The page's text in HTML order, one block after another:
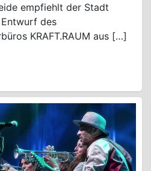
empfiehlt der Stadt
des
KRAFT.RAUM aus […]